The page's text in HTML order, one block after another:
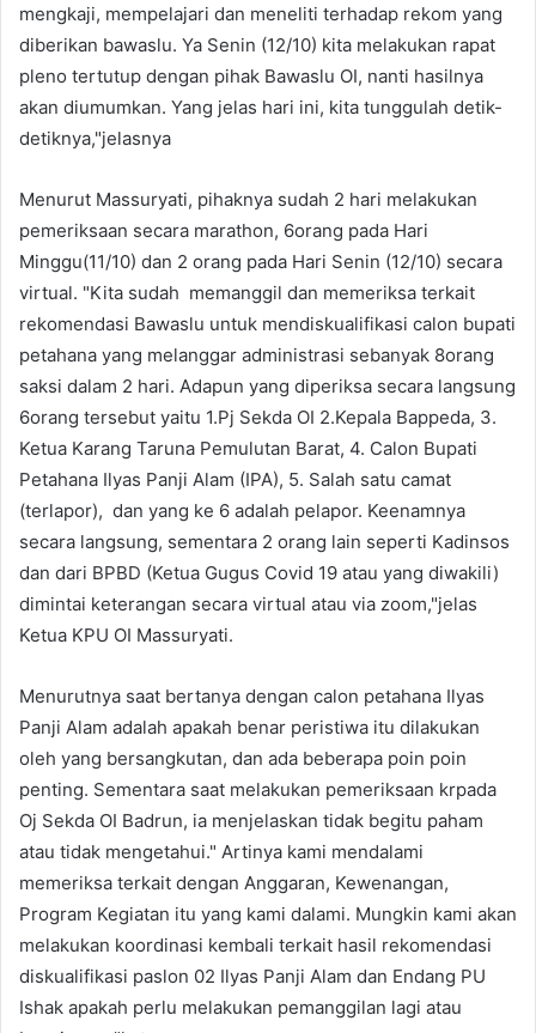
mengkaji, mempelajari dan meneliti terhadap rekom yang
diberikan bawaslu. Ya Senin (12/10) kita melakukan rapat
pleno tertutup dengan pihak Bawaslu OI, nanti hasilnya
akan diumumkan. Yang jelas hari ini, kita tunggulah detik-
detiknya,"jelasnya
Menurut Massuryati, pihaknya sudah 2 hari melakukan
pemeriksaan secara marathon, 6orang pada Hari
Minggu(11/10) dan 2 orang pada Hari Senin (12/10) secara
virtual. "Kita sudah memanggil dan memeriksa terkait
rekomendasi Bawaslu untuk mendiskualifikasi calon bupati
petahana yang melanggar administrasi sebanyak 8orang
saksi dalam 2 hari. Adapun yang diperiksa secara langsung
6orang tersebut yaitu 1.Pj Sekda OI 2.Kepala Bappeda, 3.
Ketua Karang Taruna Pemulutan Barat, 4. Calon Bupati
Petahana Ilyas Panji Alam (IPA), 5. Salah satu camat
(terlapor), dan yang ke 6 adalah pelapor. Keenamnya
secara langsung, sementara 2 orang lain seperti Kadinsos
dan dari BPBD (Ketua Gugus Covid 19 atau yang diwakili)
dimintai keterangan secara virtual atau via zoom,"jelas
Ketua KPU OI Massuryati.
Menurutnya saat bertanya dengan calon petahana Ilyas
Panji Alam adalah apakah benar peristiwa itu dilakukan
oleh yang bersangkutan, dan ada beberapa poin poin
penting. Sementara saat melakukan pemeriksaan krpada
Oj Sekda OI Badrun, ia menjelaskan tidak begitu paham
atau tidak mengetahui." Artinya kami mendalami
memeriksa terkait dengan Anggaran, Kewenangan,
Program Kegiatan itu yang kami dalami. Mungkin kami akan
melakukan koordinasi kembali terkait hasil rekomendasi
diskualifikasi paslon 02 Ilyas Panji Alam dan Endang PU
Ishak apakah perlu melakukan pemanggilan lagi atau